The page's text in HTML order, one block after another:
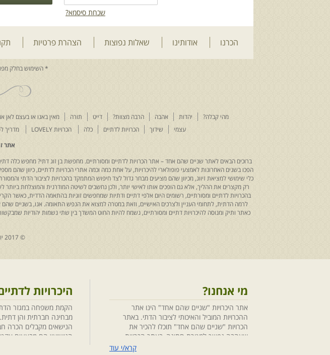
שכחת סיסמא?
הכרנו אודותינו שאלות נפוצות הצהרת פרטיות
מהי קבלה? יהדות אהבה הרבה מצוות? דייט תורה מאין באנו או בעצם לאן
עצמי
שידוך הכרויות לדתיים כלה הכרויות LOVELY מדריך
אתר
ברוכים הבאים לאתר שניים שהם אחד – אתר הכרויות לדתיים ומסורתיים. מחפשת בן זוג דתי? מחפש כלה
הפכו בשנים האחרונות לאמצעי פופולארי להיכרויות, על אחת כמה וכמה אתרי הכרויות לדתיים, כיוון שהם
כלי שימושי למציאת זיווג, מכיוון שהם מציעים מבחר גדול לצד חיפוש המתמקד בהכרויות לציבור הדתי
רק מקצרים את ההליך, אלא גם הופכים אותו לאישי יותר, ולכן נחשבים לשיטה המודרנית והמוצלחת
בהכרויות לדתיים ומסורתיים, רשומים היום אלפי דתיים ודתיות שמחפשים זוגיות בהתאמה הדדית, כאשר
לרמה הדתית, לתחומי העניין ולצרכים האישיים, וזאת במטרה למצוא את הנפש התאומה. אנו, בשניים
כאתר ותיק ומנוסה להיכרויות דתיים ומסורתיים, נשמח להיות החוט המשדך בין שתי נשמות יהודיות
© 2017 יותר מחברים בע"מ.
מי אנחנו?
אתר היכרויות "שניים שהם אחד" הינו אתר
ההכרויות המוביל והאיכותי לציבור הדתי. באתר
הכרויות "שניים שהם אחד" תוכלו להכיר את
שאהבה נפשך למטרת חתונה, באתר הכרויות
"שניים שהם אחד" הושקעו מחשבה ומאמציםקרא/י עוד
היכרויות
הקמת משפחה במגזר
מבחינה חברתית והן
הנישאים מקבלים הכרה
הנישואין הם מבצעים
במעלה. חשוב לציין